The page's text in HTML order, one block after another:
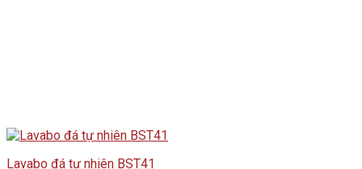
Lavabo đá tự nhiên BST41